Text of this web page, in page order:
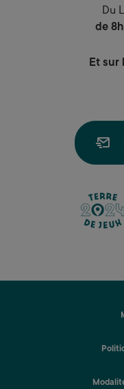
Du
de 8h
Et sur
lien